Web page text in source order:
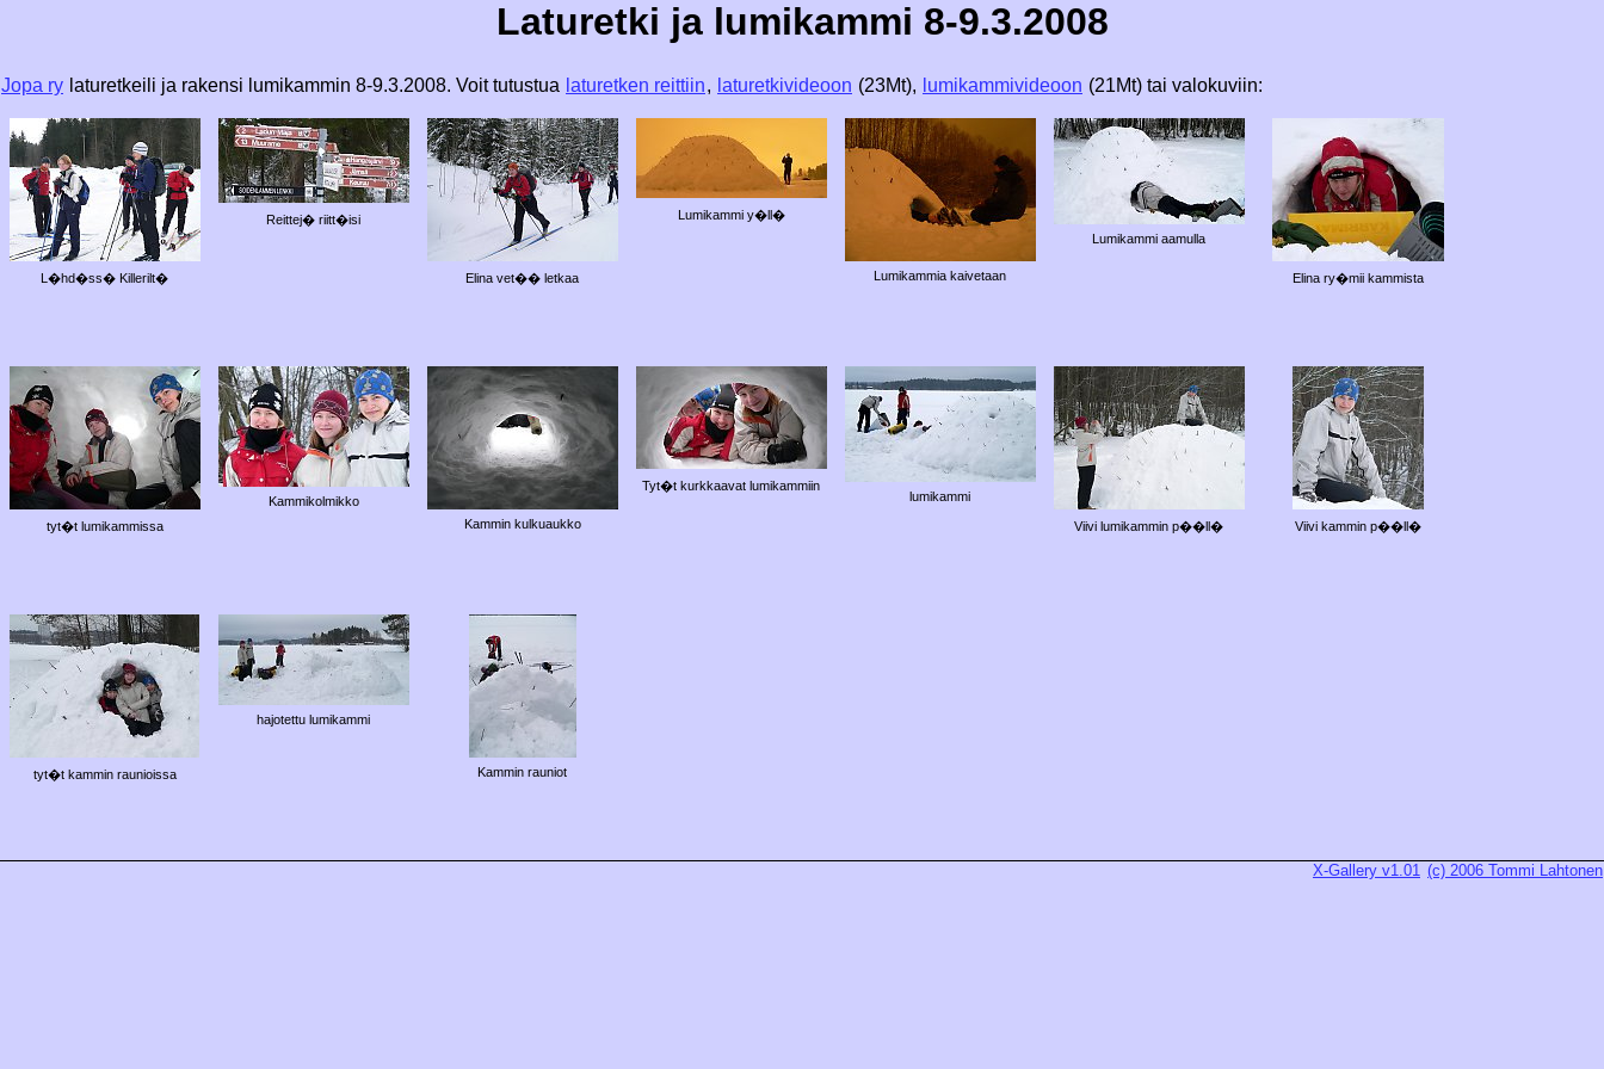
Laturetki ja lumikammi 8-9.3.2008
Jopa ry laturetkeili ja rakensi lumikammin 8-9.3.2008. Voit tutustua laturetken reittiin, laturetkivideoon (23Mt), lumikammivideoon (21Mt) tai valokuviin:
L�hd�ss� Killerilt�
Reittej� riitt�isi
Elina vet�� letkaa
Lumikammi y�ll�
Lumikammia kaivetaan
Lumikammi aamulla
Elina ry�mii kammista
tyt�t lumikammissa
Kammikolmikko
Kammin kulkuaukko
Tyt�t kurkkaavat lumikammiin
lumikammi
Viivi lumikammin p��ll� Viivi kammin p��ll�
tyt�t kammin raunioissa
hajotettu lumikammi
Kammin rauniot
X-Gallery v1.01 (c) 2006 Tommi Lahtonen